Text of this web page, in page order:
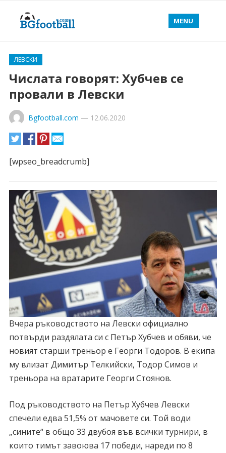
MENU
ЛЕВСКИ
Числата говорят: Хубчев се
провали в Левски
Bgfootball.com — 12.06.2020
[wpseo_breadcrumb]
Вчера ръководството на Левски официално
потвърди раздялата си с Петър Хубчев и обяви, че
новият старши треньор е Георги Тодоров. В екипа
му влизат Димитър Телкийски, Тодор Симов и
треньора на вратарите Георги Стоянов.
Под ръководството на Петър Хубчев Левски
спечели едва 51,5% от мачовете си. Той води
„сините“ в общо 33 двубоя във всички турнири, в
които тимът завоюва 17 победи, нареди по 8